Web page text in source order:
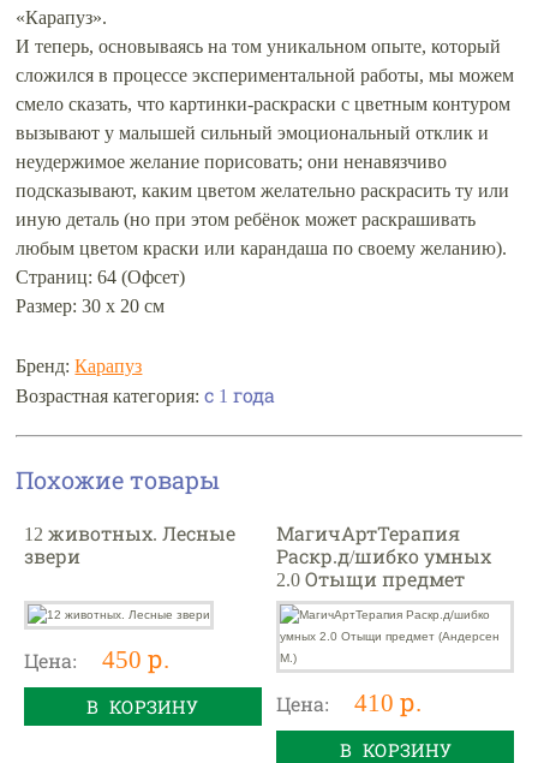
«Карапуз».
И теперь, основываясь на том уникальном опыте, который
сложился в процессе экспериментальной работы, мы можем
смело сказать, что картинки-раскраски с цветным контуром
вызывают у малышей сильный эмоциональный отклик и
неудержимое желание порисовать; они ненавязчиво
подсказывают, каким цветом желательно раскрасить ту или
иную деталь (но при этом ребёнок может раскрашивать
любым цветом краски или карандаша по своему желанию).
Страниц: 64 (Офсет)
Размер: 30 х 20 см
Бренд:Карапуз
Возрастная категория:с 1 года
Похожие товары
12 животных. Лесные
звери
Цена: 450 р.
В КОРЗИНУ
МагичАртТерапия
Раскр.д/шибко умных
2.0 Отыщи предмет
(Андерсен М.)
Цена: 410 р.
В КОРЗИНУ